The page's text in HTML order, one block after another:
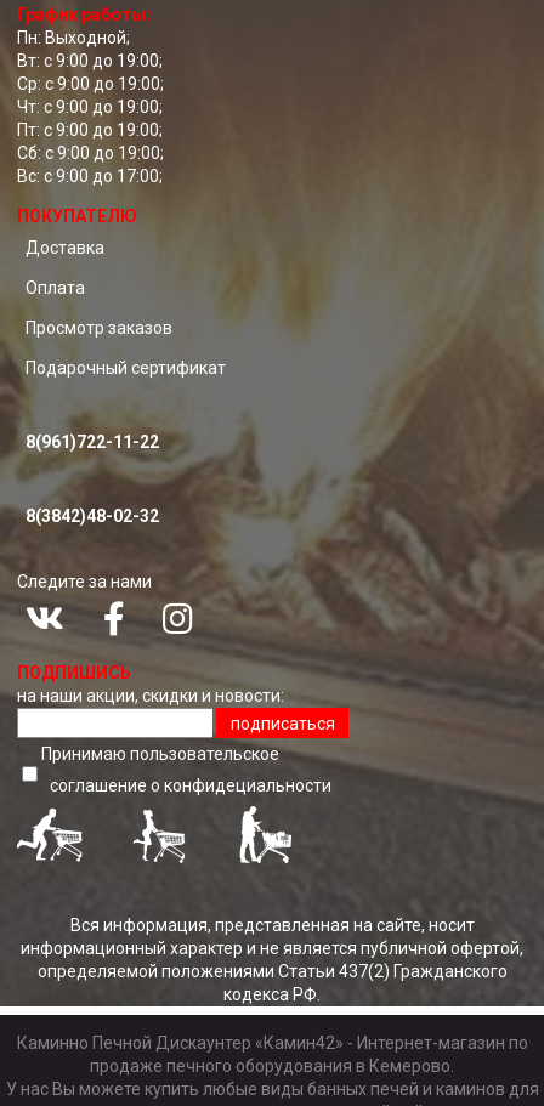
График работы:
Пн: Выходной;
Вт: с 9:00 до 19:00;
Ср: с 9:00 до 19:00;
Чт: с 9:00 до 19:00;
Пт: с 9:00 до 19:00;
Сб: с 9:00 до 19:00;
Вс: с 9:00 до 17:00;
ПОКУПАТЕЛЮ
Доставка
Оплата
Просмотр заказов
Подарочный сертификат
8(961)722-11-22
8(3842)48-02-32
Следите за нами
ПОДПИШИСЬ
на наши акции, скидки и новости:
подписаться
Принимаю пользовательское
соглашение о конфидециальноcти
Вся информация, представленная на сайте, носит
информационный характер и не является публичной офертой,
определяемой положениями Статьи 437(2) Гражданского
кодекса РФ.
Каминно Печной Дискаунтер «Камин42» - Интернет-магазин по
продаже печного оборудования в Кемерово.
У нас Вы можете купить любые виды банных печей и каминов для